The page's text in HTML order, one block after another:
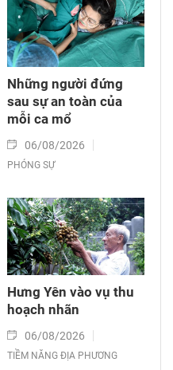
Những người đứng
sau sự an toàn của
mỗi ca mổ
06/08/2026
PHÓNG SỰ
Hưng Yên vào vụ thu
hoạch nhãn
06/08/2026
TIỀM NĂNG ĐỊA PHƯƠNG